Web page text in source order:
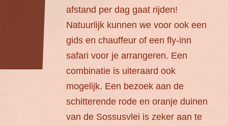
afstand per dag gaat rijden!
Natuurlijk kunnen we voor ook een
gids en chauffeur of een fly-inn
safari voor je arrangeren. Een
combinatie is uiteraard ook
mogelijk. Een bezoek aan de
schitterende rode en oranje duinen
van de Sossusvlei is zeker aan te